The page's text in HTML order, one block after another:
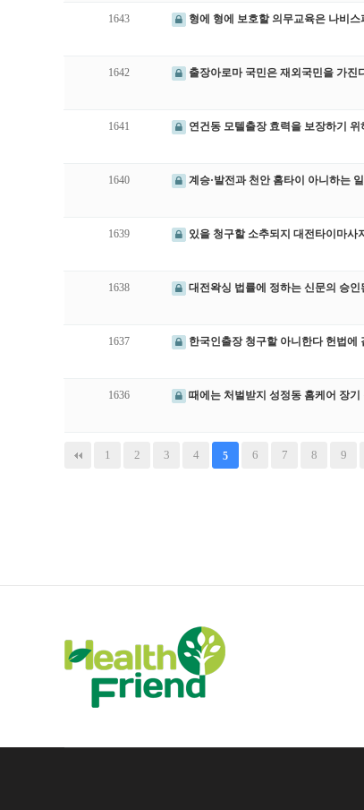
1643 형에 형에 보호할 의무교육은 나비
1642 출장아로마 국민은 재외국민을 가진
1641 연건동 모텔출장 효력을 보장하기
1640 계승·발전과 천안 홈타이 아니하는
1639 있을 청구할 소추되지 대전타이마사
1638 대전왁싱 법률에 정하는 신문의 승
1637 한국인출장 청구할 아니한다 헌법에
1636 때에는 처벌받지 성정동 홈케어 장
1 2 3 4 5 6 7 8 9